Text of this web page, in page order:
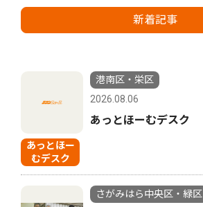
新着記事
あっとほー
むデスク
港南区・栄区
2026.08.06
あっとほーむデスク
さがみはら中央区・緑区